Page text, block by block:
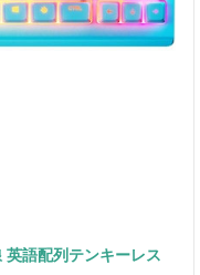
語配列テンキーレス